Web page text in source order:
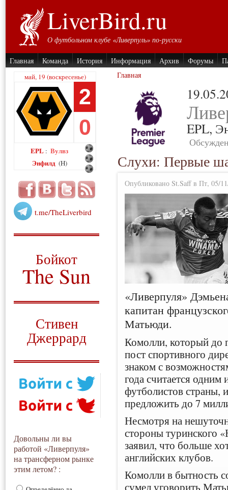
LiverBird.ru
О футбольном клубе «Ливерпуль» по-русски
Главная Команда История Информация Архив Форумы
май, 19 (воскресенье)
2
0
EPL : Вулвз
Энфилд (H)
t.me/TheLiverbird
Бойкот
The Sun
Стивен
Джеррард
Довольны ли вы
работой «Ливерпуля»
на трансферном рынке
этим летом? :
Главная
EPL,
Слухи: Первые
Опубликовано St.Saff в Пт, 05/
«Ливерпуля»
капитан
Матьюди.
Комолли, который до
пост спортивного
знаком с
года считается
футболистов страны,
предложить до 7
Несмотря на
стороны туринского
заявил, что больше
английских клубов.
Комолли в бытность
сумел уговорить